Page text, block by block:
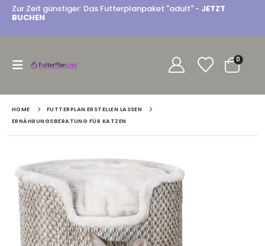
Zur Zeit günstiger: Das Futterplanpaket "adult" - JETZT
BUCHEN
0
HOME
FUTTERPLAN ERSTELLEN LASSEN
ERNÄHRUNGSBERATUNG FÜR KATZEN